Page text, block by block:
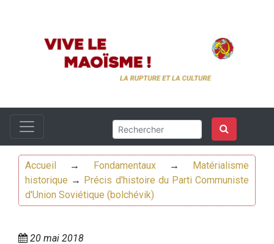
Accueil → Fondamentaux→
Matérialisme
historique → Précis d'histoire du Parti Communiste
d'Union Soviétique (bolchévik)
20 mai 2018